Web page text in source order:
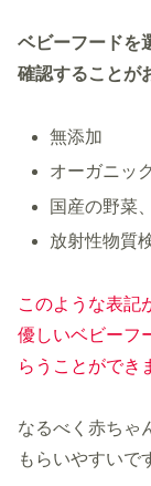
ベビーフードを
確認することが
無添加
オーガニッ
国産の野菜
放射性物質
このような表記
優しいベビーフ
らうことができ
なるべく赤ちゃ
もらいやすいで